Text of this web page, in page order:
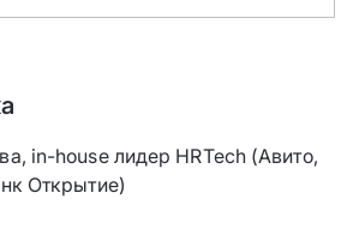
in-house лидер HRTech (Авито,
Открытие)